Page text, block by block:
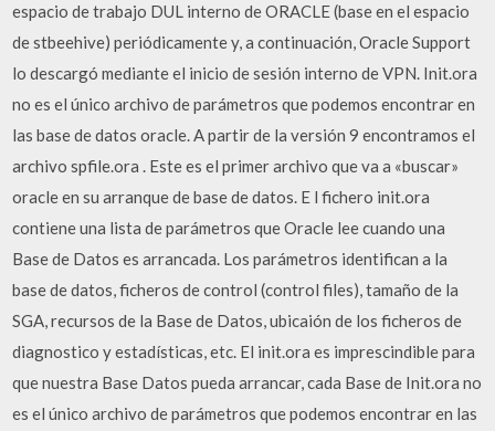
espacio de trabajo DUL interno de ORACLE (base en el espacio
de stbeehive) periódicamente y, a continuación, Oracle Support
lo descargó mediante el inicio de sesión interno de VPN. Init.ora
no es el único archivo de parámetros que podemos encontrar en
las base de datos oracle. A partir de la versión 9 encontramos el
archivo spfile.ora . Este es el primer archivo que va a «buscar»
oracle en su arranque de base de datos. E l fichero init.ora
contiene una lista de parámetros que Oracle lee cuando una
Base de Datos es arrancada. Los parámetros identifican a la
base de datos, ficheros de control (control files), tamaño de la
SGA, recursos de la Base de Datos, ubicaión de los ficheros de
diagnostico y estadísticas, etc. El init.ora es imprescindible para
que nuestra Base Datos pueda arrancar, cada Base de Init.ora no
es el único archivo de parámetros que podemos encontrar en las